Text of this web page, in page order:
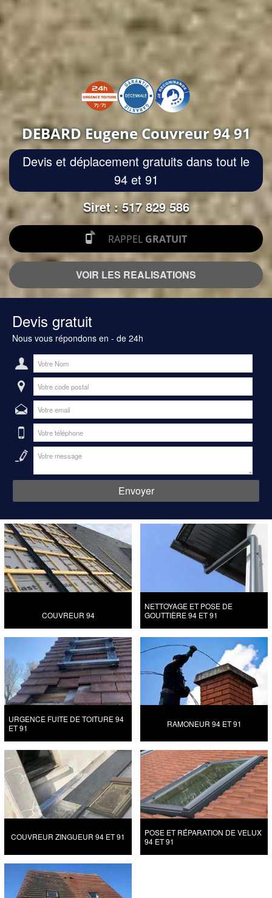
DEBARD Eugene Couvreur 94 91
Devis et déplacement gratuits dans tout le
94 et 91
Siret : 517 829 586
RAPPEL GRATUIT
VOIR LES REALISATIONS
Devis gratuit
Nous vous répondons en - de 24h
COUVREUR 94
NETTOYAGE ET POSE DE
GOUTTIÈRE 94 ET 91
URGENCE FUITE DE TOITURE 94
ET 91
RAMONEUR 94 ET 91
COUVREUR ZINGUEUR 94 ET 91
POSE ET RÉPARATION DE VELUX
94 ET 91